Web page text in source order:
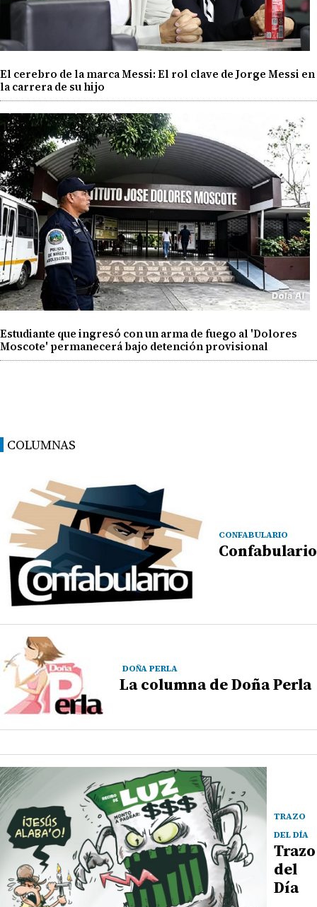
El cerebro de la marca Messi: El rol clave de Jorge Messi en
la carrera de su hijo
Estudiante que ingresó con un arma de fuego al 'Dolores
Moscote' permanecerá bajo detención provisional
COLUMNAS
CONFABULARIO
Confabulario
DOÑA PERLA
La columna de Doña Perla
TRAZO
DEL DÍA
Trazo
del
Día